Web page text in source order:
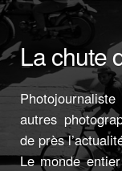
La chute
autres
de près
Le monde